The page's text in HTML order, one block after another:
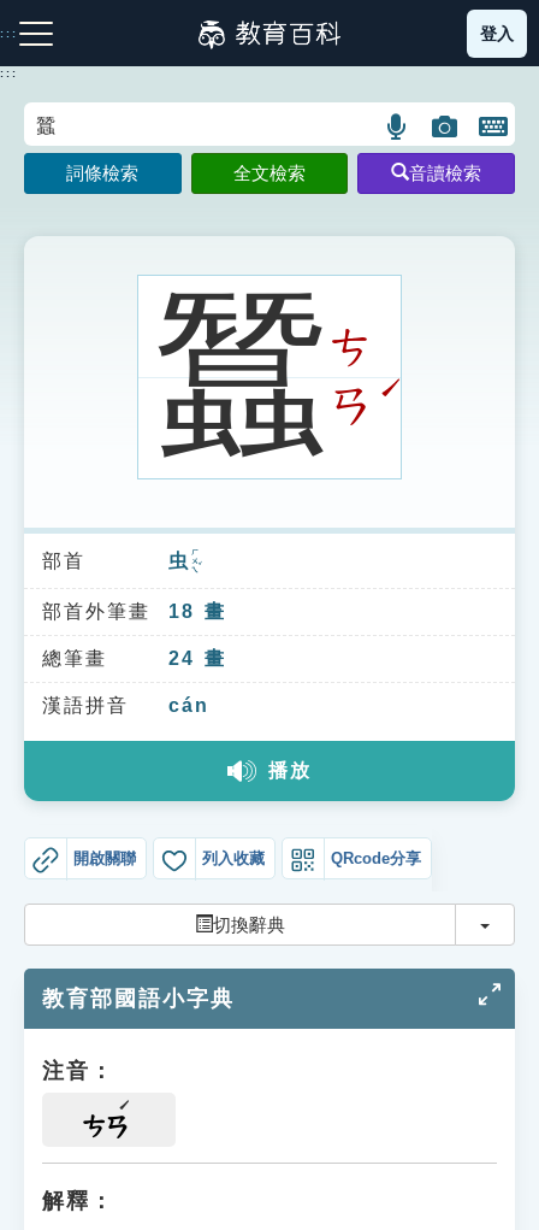
到
主
:::
注音索引圖示 筆畫索引圖示 部首索引表圖示
索引選單
知識索引
單字索引
生命大百科索引
登入
:::
語
言
搜
示
圖
片
搜
開
鍵
圖
詞條檢索 全文檢索 音讀檢索
蠶ㄘ
ㄢˊ
部首 虫 ㄏㄨㄟˇ
部首外筆畫 18 畫
總筆畫 24 畫
漢語拼音 cán
播放
開啟關聯 列入收藏 QRcode分享
切換辭典 切換
教育部國語小字典
注音：
ㄘㄢ
解釋：